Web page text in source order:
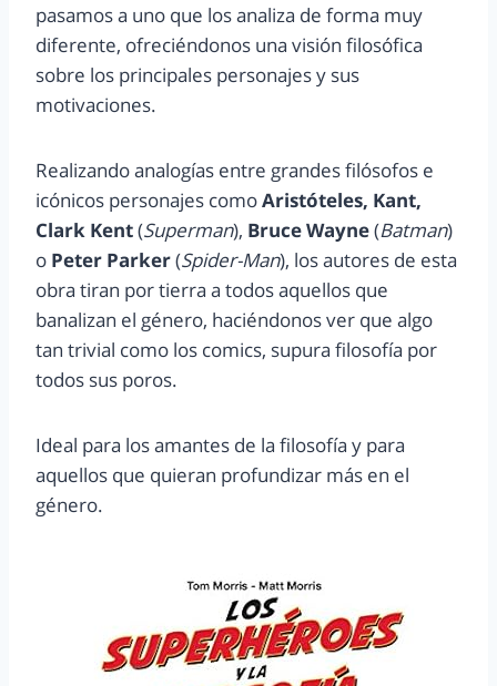
pasamos a uno que los analiza de forma muy
diferente, ofreciéndonos una visión filosófica
sobre los principales personajes y sus
motivaciones.
Realizando analogías entre grandes filósofos e
icónicos personajes comoAristóteles, Kant,
Clark Kent(Superman), Bruce Wayne(Batman)
o Peter Parker(Spider-Man), los autores de esta
obra tiran por tierra a todos aquellos que
banalizan el género, haciéndonos ver que algo
tan trivial como los comics, supura filosofía por
todos sus poros.
Ideal para los amantes de la filosofía y para
aquellos que quieran profundizar más en el
género.